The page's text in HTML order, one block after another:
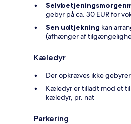
gebyr på ca. 30 EUR for
Sen udtjekning kan
(afhænger af
Kæledyr
Der opkræves ikke
Kæledyr er tilladt mod et
kæledyr, pr. nat
Parkering